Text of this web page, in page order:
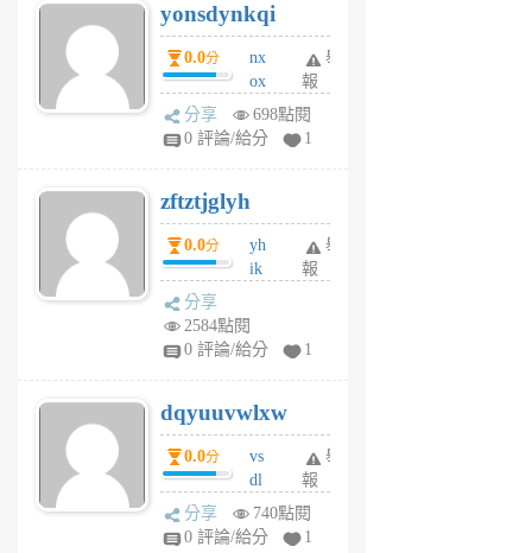
6
個
月
前
yonsdynkqi
0.0分
nx
ox
rh
pe
月
前
舉
報
分享
698點閱
0 評論/給分
1
zftztjglyh
0.0分
yh
ik
tu
6
個
月
前
舉
報
分享
2584點閱
0 評論/給分
1
dqyuuvwlxw
0.0分
vs
dl
sq
fy
舉
報
分享
740點閱
0 評論/給分
1